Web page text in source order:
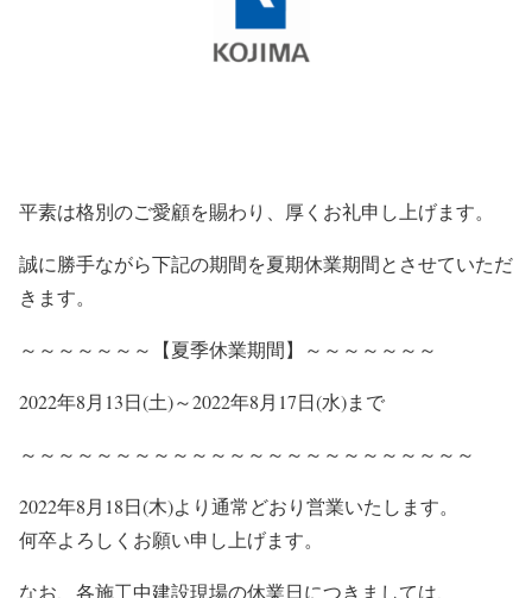
平素は格別のご愛顧を賜わり、厚くお礼申し上げます。
誠に勝手ながら下記の期間を夏期休業期間とさせていただ
きます。
～～～～～～～【夏季休業期間】～～～～～～～
2022年8月13日(土)～2022年8月17日(水)まで
～～～～～～～～～～～～～～～～～～～～～～～～
2022年8月18日(木)より通常どおり営業いたします。
何卒よろしくお願い申し上げます。
なお、各施工中建設現場の休業日につきましては、